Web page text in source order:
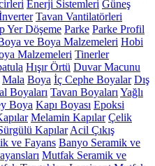
Enerji Sistemleri Güneş
Tavan Vantilatörleri
Yer Döşeme Parke Parke Profil
ve Boya Malzemeleri Hobi
Malzemeleri Tinerler
Hışır Örtü Duvar Macunu
Mala Boya İç Cephe Boyalar Dış
Boyaları Tavan Boyaları Yağlı
Boya Kapı Boyası Epoksi
Melamin Kapılar Çelik
Kapılar Acil Çıkış
ve Fayans Banyo Seramik ve
Mutfak Seramik ve